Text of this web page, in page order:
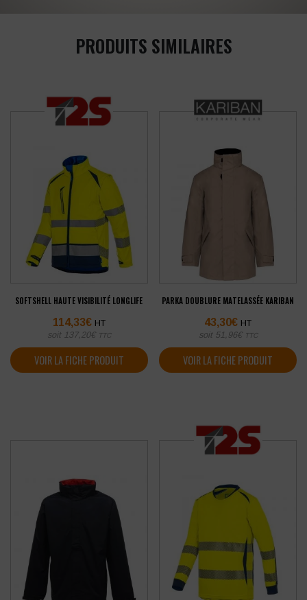
PRODUITS SIMILAIRES
SOFTSHELL HAUTE VISIBILITÉ LONGLIFE
114,33€ HT
soit 137,20€ TTC
VOIR LA FICHE PRODUIT
PARKA DOUBLURE MATELASSÉE KARIBAN
43,30€ HT
soit 51,96€ TTC
VOIR LA FICHE PRODUIT